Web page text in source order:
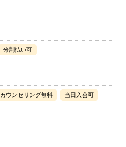
分割払い可
カウンセリング無料 当日入会可